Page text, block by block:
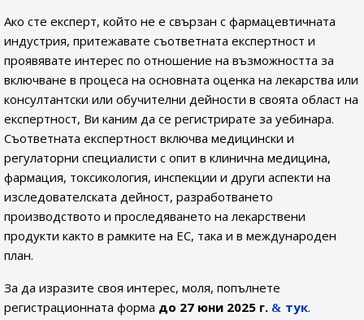
Ако сте експерт, който не е свързан с фармацевтичната
индустрия, притежавате съответната експертност и
проявявате интерес по отношение на възможността за
включване в процеса на основната оценка на лекарства или
консултантски или обучителни дейности в своята област на
експертност, Ви каним да се регистрирате за уебинара.
Съответната експертност включва медицински и
регулаторни специалисти с опит в клинична медицина,
фармация, токсикология, инспекции и други аспекти на
изследователската дейност, разработването
производството и проследяването на лекарствени
продукти както в рамките на ЕС, така и в международен
план.
За да изразите своя интерес, моля, попълнете
регистрационната форма до 27 юни 2025 г. тук.